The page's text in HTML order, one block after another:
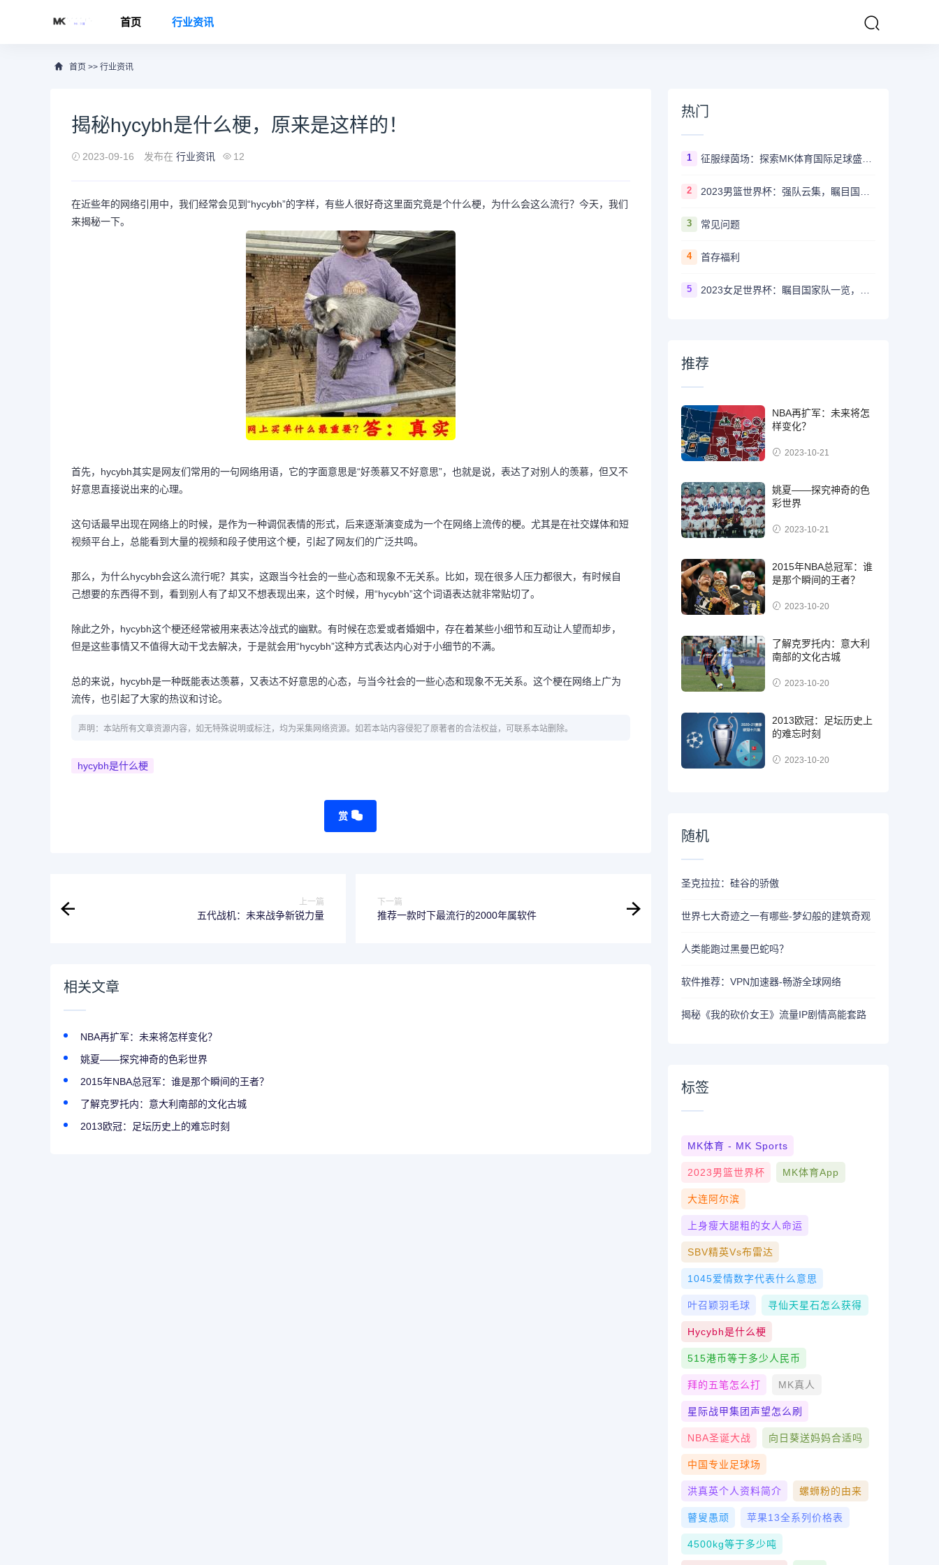
首页 行业资讯
首页 >> 行业资讯
揭秘hycybh是什么梗，原来是这样的！
2023-09-16 发布在 行业资讯 12
在近些年的网络引用中，我们经常会见到“hycybh”的字样，有些人很好奇这里面究竟是个什么梗，为什么会这么流行？今天，我们
来揭秘一下。
首先，hycybh其实是网友们常用的一句网络用语，它的字面意思是“好羡慕又不好意思”，也就是说，表达了对别人的羡慕，但又不
好意思直接说出来的心理。
这句话最早出现在网络上的时候，是作为一种调侃表情的形式，后来逐渐演变成为一个在网络上流传的梗。尤其是在社交媒体和短
视频平台上，总能看到大量的视频和段子使用这个梗，引起了网友们的广泛共鸣。
那么，为什么hycybh会这么流行呢？其实，这跟当今社会的一些心态和现象不无关系。比如，现在很多人压力都很大，有时候自
己想要的东西得不到，看到别人有了却又不想表现出来，这个时候，用“hycybh”这个词语表达就非常贴切了。
除此之外，hycybh这个梗还经常被用来表达冷战式的幽默。有时候在恋爱或者婚姻中，存在着某些小细节和互动让人望而却步，
但是这些事情又不值得大动干戈去解决，于是就会用“hycybh”这种方式表达内心对于小细节的不满。
总的来说，hycybh是一种既能表达羡慕，又表达不好意思的心态，与当今社会的一些心态和现象不无关系。这个梗在网络上广为
流传，也引起了大家的热议和讨论。
声明：本站所有文章资源内容，如无特殊说明或标注，均为采集网络资源。如若本站内容侵犯了原著者的合法权益，可联系本站删除。
hycybh是什么梗
赏
上一篇
五代战机：未来战争新锐力量
下一篇
推荐一款时下最流行的2000年属软件
相关文章
NBA再扩军：未来将怎样变化？
姚夏——探究神奇的色彩世界
2015年NBA总冠军：谁是那个瞬间的王者？
了解克罗托内：意大利南部的文化古城
2013欧冠：足坛历史上的难忘时刻
热门
1 征服绿茵场：探索MK体育国际足球盛事的辉煌传奇
2
3 常见问题
4 首存福利
5
推荐
NBA再扩军：未来将怎
样变化？
2023-10-21
姚夏——探究神奇的色
彩世界
2023-10-21
2015年NBA总冠军：谁
是那个瞬间的王者？
2023-10-20
了解克罗托内：意大利
南部的文化古城
2023-10-20
2013欧冠：足坛历史上
的难忘时刻
2023-10-20
随机
圣克拉拉：硅谷的骄傲
世界七大奇迹之一有哪些-梦幻般的建筑奇观
人类能跑过黑曼巴蛇吗？
软件推荐：VPN加速器-畅游全球网络
揭秘《我的砍价女王》流量IP剧情高能套路
标签
MK体育 - MK Sports
2023男篮世界杯 MK体育App
大连阿尔滨
上身瘦大腿粗的女人命运
SBV精英vs布雷达
1045爱情数字代表什么意思
叶召颖羽毛球 寻仙天星石怎么获得
Hycybh是什么梗
515港币等于多少人民币
拜的五笔怎么打 MK真人
星际战甲集团声望怎么刷
NBA圣诞大战 向日葵送妈妈合适吗
中国专业足球场
洪真英个人资料简介 螺蛳粉的由来
瞽叟愚顽 苹果13全系列价格表
4500kg等于多少吨